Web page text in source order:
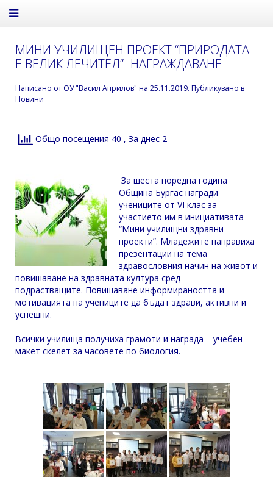
МИНИ УЧИЛИЩЕН ПРОЕКТ “ПРИРОДАТА
Е ВЕЛИК ЛЕЧИТЕЛ” -НАГРАЖДАВАНЕ
Написано от ОУ "Васил Априлов" на 25.11.2019. Публикувано в
Новини
Общо посещения 40 , За днес 2
За шеста поредна година
Община Бургас награди
учениците от VI клас за
участието им в инициативата
“Мини училищни здравни
проекти”. Младежите направиха
презентации на тема
здравословния начин на живот и
повишаване на здравната култура сред
подрастващите. Повишаване информираността и
мотивацията на учениците да бъдат здрави, активни и
успешни.
Всички училища получиха грамоти и награда – учебен
макет скелет за часовете по биология.